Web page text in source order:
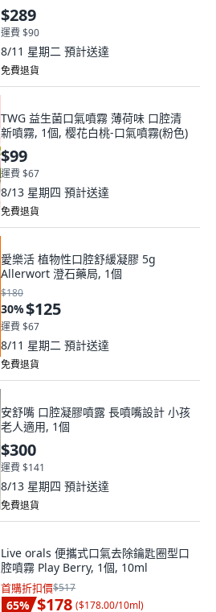
$289
運費 $90
8/11 星期二 預計送達
免費退貨
TWG 益生菌口氣噴霧 薄荷味 口腔清
新噴霧, 1個, 樱花白桃-口氣噴霧(粉色)
$99
運費 $67
8/13 星期四 預計送達
免費退貨
愛樂活 植物性口腔舒緩凝膠 5g
Allerwort 澄石藥局, 1個
$180
30%$125
運費 $67
8/11 星期二 預計送達
免費退貨
安舒嘴 口腔凝膠噴露 長噴嘴設計 小孩
老人適用, 1個
$300
運費 $141
8/13 星期四 預計送達
免費退貨
Live orals 便攜式口氣去除鑰匙圈型口
腔噴霧 Play Berry, 1個, 10ml
首購折扣價$517
65% $178 ($178.00/10ml)